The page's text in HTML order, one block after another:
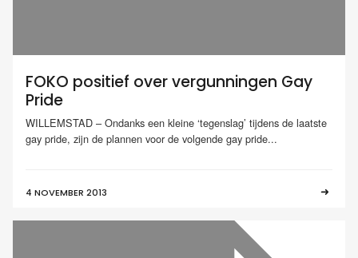
FOKO positief over vergunningen Gay
Pride
WILLEMSTAD – Ondanks een kleine ‘tegenslag’ tijdens de laatste
gay pride, zijn de plannen voor de volgende gay pride...
4 NOVEMBER 2013